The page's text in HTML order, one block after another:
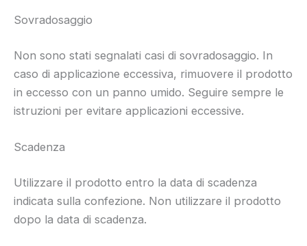
Sovradosaggio
Non sono stati segnalati casi di sovradosaggio. In
caso di applicazione eccessiva, rimuovere il prodotto
in eccesso con un panno umido. Seguire sempre le
istruzioni per evitare applicazioni eccessive.
Scadenza
Utilizzare il prodotto entro la data di scadenza
indicata sulla confezione. Non utilizzare il prodotto
dopo la data di scadenza.